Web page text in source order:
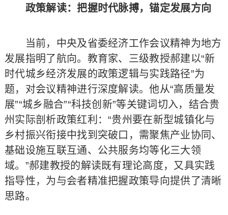
政策解读：把握时代脉搏，锚定发展方向
当前，中央及省委经济工作会议精神为地方
发展指明了航向。教育家、三级教授郝建以“新
时代城乡经济发展的政策逻辑与实践路径”为
题，对会议精神进行深度解读。他从“高质量发
展”“城乡融合”“科技创新”等关键词切入，结合贵
州实际剖析政策红利：“贵州要在新型城镇化与
乡村振兴衔接中找到突破口，需聚焦产业协同、
基础设施互联互通、公共服务均等化三大领
域。”郝建教授的解读既有理论高度，又具实践
指导性，为与会者精准把握政策导向提供了清晰
思路。